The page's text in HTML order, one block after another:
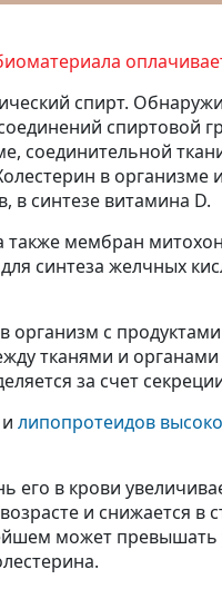
спирт.
спиртовой
соединительной
в организме
в синтезе витамина D.
мембран
синтеза желчных
организм с
тканями и
за счет
и липопротеидов
в крови
и снижается в
может